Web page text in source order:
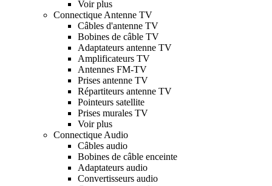
Voir plus
Connectique Antenne TV
Câbles d'antenne TV
Bobines de câble TV
Adaptateurs antenne TV
Amplificateurs TV
Antennes FM-TV
Prises antenne TV
Répartiteurs antenne TV
Pointeurs satellite
Prises murales TV
Voir plus
Connectique Audio
Câbles audio
Bobines de câble enceinte
Adaptateurs audio
Convertisseurs audio